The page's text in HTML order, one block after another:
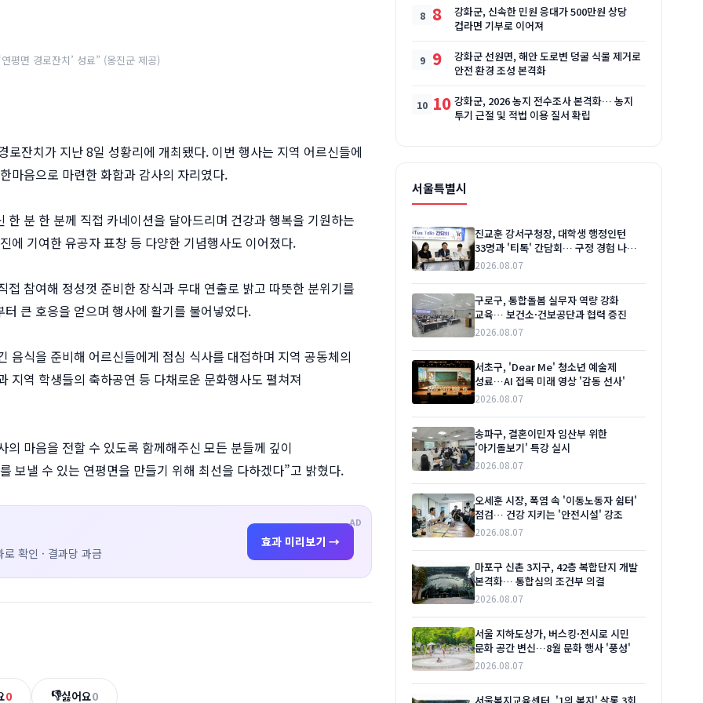
평면 경로잔치’ 성료” (옹진군 제공)
잔치가 지난 8일 성황리에 개최됐다. 이번 행사는 지역 어르신들에
마음으로 마련한 화합과 감사의 자리였다.
분 한 분께 직접 카네이션을 달아드리며 건강과 행복을 기원하는
에 기여한 유공자 표창 등 다양한 기념행사도 이어졌다.
참여해 정성껏 준비한 장식과 무대 연출로 밝고 따뜻한 분위기를
큰 호응을 얻으며 행사에 활기를 불어넣었다.
음식을 준비해 어르신들에게 점심 식사를 대접하며 지역 공동체의
지역 학생들의 축하공연 등 다채로운 문화행사도 펼쳐져
마음을 전할 수 있도록 함께해주신 모든 분들께 깊이
보낼 수 있는 연평면을 만들기 위해 최선을 다하겠다”고 밝혔다.
AD
확인 · 결과당 과금
효과 미리보기 →
0 👎싫어요0
8
강화군, 신속한 민원 응대가 500만원 상당
컵라면 기부로 이어져
9
강화군 선원면, 해안 도로변 덩굴 식물 제거로
안전 환경 조성 본격화
10 강화군, 2026 농지 전수조사 본격화… 농지
투기 근절 및 적법 이용 질서 확립
서울특별시
진교훈 강서구청장, 대학생 행정인턴
33명과 '티톡' 간담회… 구정 경험 나누고
소통 강화
2026.08.07
구로구, 통합돌봄 실무자 역량 강화
교육… 보건소·건보공단과 협력 증진
2026.08.07
서초구, 'Dear Me' 청소년 예술제
성료…AI 접목 미래 영상 '감동 선사'
2026.08.07
송파구, 결혼이민자 임산부 위한
'아기돌보기' 특강 실시
2026.08.07
오세훈 시장, 폭염 속 '이동노동자 쉼터'
점검… 건강 지키는 '안전시설' 강조
2026.08.07
마포구 신촌 3지구, 42층 복합단지 개발
본격화… 통합심의 조건부 의결
2026.08.07
서울 지하도상가, 버스킹·전시로 시민
문화 공간 변신…8월 문화 행사 '풍성'
2026.08.07